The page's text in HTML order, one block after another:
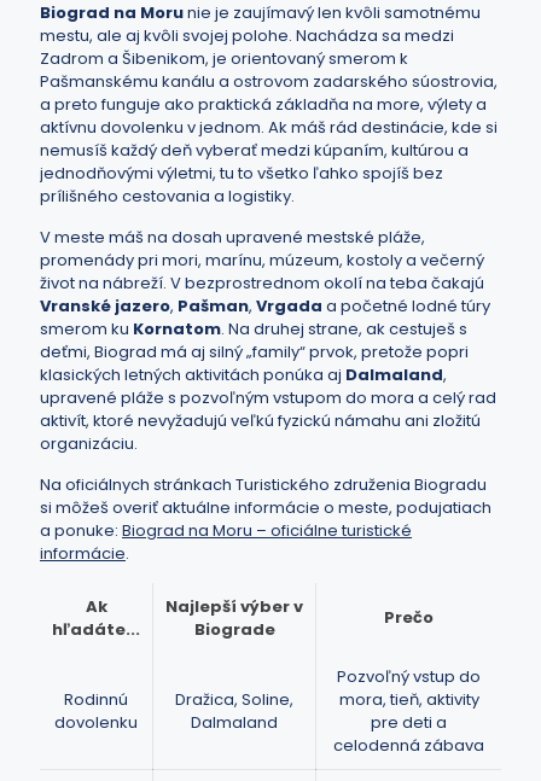
Biograd na Morunie je zaujímavý len kvôli samotnému
mestu, ale aj kvôli svojej polohe. Nachádza sa medzi
Zadrom a Šibenikom, je orientovaný smerom k
Pašmanskému kanálu a ostrovom zadarského súostrovia,
a preto funguje ako praktická základňa na more, výlety a
aktívnu dovolenku v jednom. Ak máš rád destinácie, kde si
nemusíš každý deň vyberať medzi kúpaním, kultúrou a
jednodňovými výletmi, tu to všetko ľahko spojíš bez
prílišného cestovania a logistiky.
V meste máš na dosah upravené mestské pláže,
promenády pri mori, marínu, múzeum, kostoly a večerný
život na nábreží. V bezprostrednom okolí na teba čakajú
Vranské jazero, Pašman, Vrgada a početné lodné túry
smerom ku Kornatom. Na druhej strane, ak cestuješ s
deťmi, Biograd má aj silný „family“ prvok, pretože popri
klasických letných aktivitách ponúka aj Dalmaland,
upravené pláže s pozvoľným vstupom do mora a celý rad
aktivít, ktoré nevyžadujú veľkú fyzickú námahu ani zložitú
organizáciu.
Na oficiálnych stránkach Turistického združenia Biogradu
si môžeš overiť aktuálne informácie o meste, podujatiach
a ponuke: Biograd na Moru – oficiálne turistické
informácie.
Ak
hľadáte...
Najlepší výber v
Biograde
Prečo
Rodinnú
dovolenku
Dražica, Soline,
Dalmaland
Pozvoľný vstup do
mora, tieň, aktivity
pre deti a
celodenná zábava